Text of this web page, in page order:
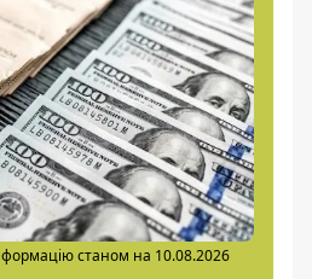
станом на 10.08.2026